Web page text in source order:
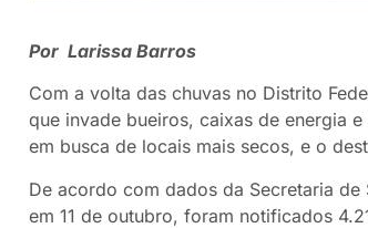
Por Larissa Barros
Com a volta das chuvas no Distrito
que invade bueiros, caixas de energia
em busca de locais mais secos, e o
De acordo com dados da Secretaria de
em 11 de outubro, foram notificados